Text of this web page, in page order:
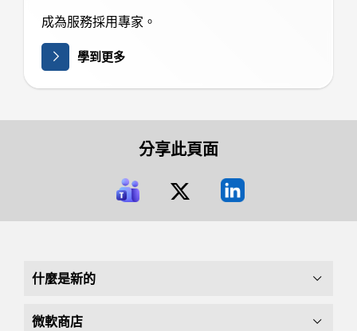
成為服務採用專家。
學到更多
分享此頁面
什麼是新的
微軟商店